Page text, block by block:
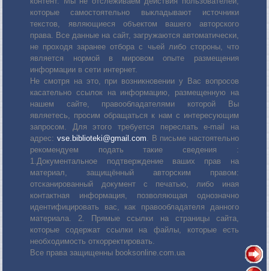
которые самостоятельно выкладывают источники
текстов, являющиеся объектом вашего авторского
права. Все данные на сайт, загружаются автоматически,
не проходя заранее отбора с чьей либо стороны, что
является нормой в мировом опыте размещения
информации в сети интернет.
Не смотря на это, при возникновении у Вас вопросов
касательно ссылок на информацию, размещенную на
нашем сайте, правообладателями которой Вы
являетесь, просим обращаться к нам с интересующим
запросом. Для этого требуется переслать е-mail на
адрес: vse.biblioteki@gmail.com. В письме настоятельно
рекомендуем подать такие сведения :
1.Документальное подтверждение ваших прав на
материал, защищённый авторским правом:
отсканированный документ с печатью, либо иная
контактная информация, позволяющая однозначно
идентифицировать вас, как правообладателя данного
материала. 2. Прямые ссылки на страницы сайта,
которые содержат ссылки на файлы, которые есть
необходимость откорректировать.
Все права защищенны booksonline.com.ua